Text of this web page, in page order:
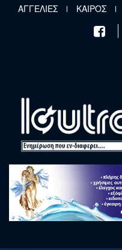
Παράκαμψη προς το κυρίως
ΑΓΓΕΛΙΕΣ ΚΑΙΡΟΣ